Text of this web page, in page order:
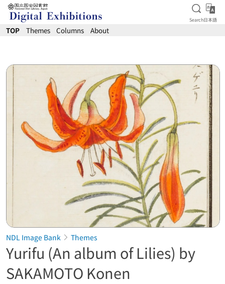
Jump to main content
Open
Search 日
日本語
TOP Themes Columns About
NDL Image Bank Themes
Yurifu (An album of Lilies) by
SAKAMOTO Konen